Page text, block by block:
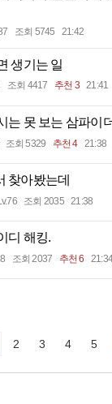
조회 5745 21:42
생기는 일
조회 4417 추천 3 21:41
는 못 보는 삼파이
조회 5329 추천 4 21:38
찾아봤는데
조회 2035 21:38
디 해킹.
조회 2037 추천 6 21:34
2 3 4 5